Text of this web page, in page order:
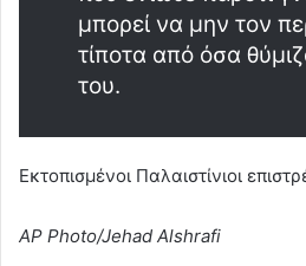
μπορεί να μην τον
τίποτα από όσα
του.
Εκτοπισμένοι Παλαιστίνιοι
AP Photo/Jehad Alshrafi